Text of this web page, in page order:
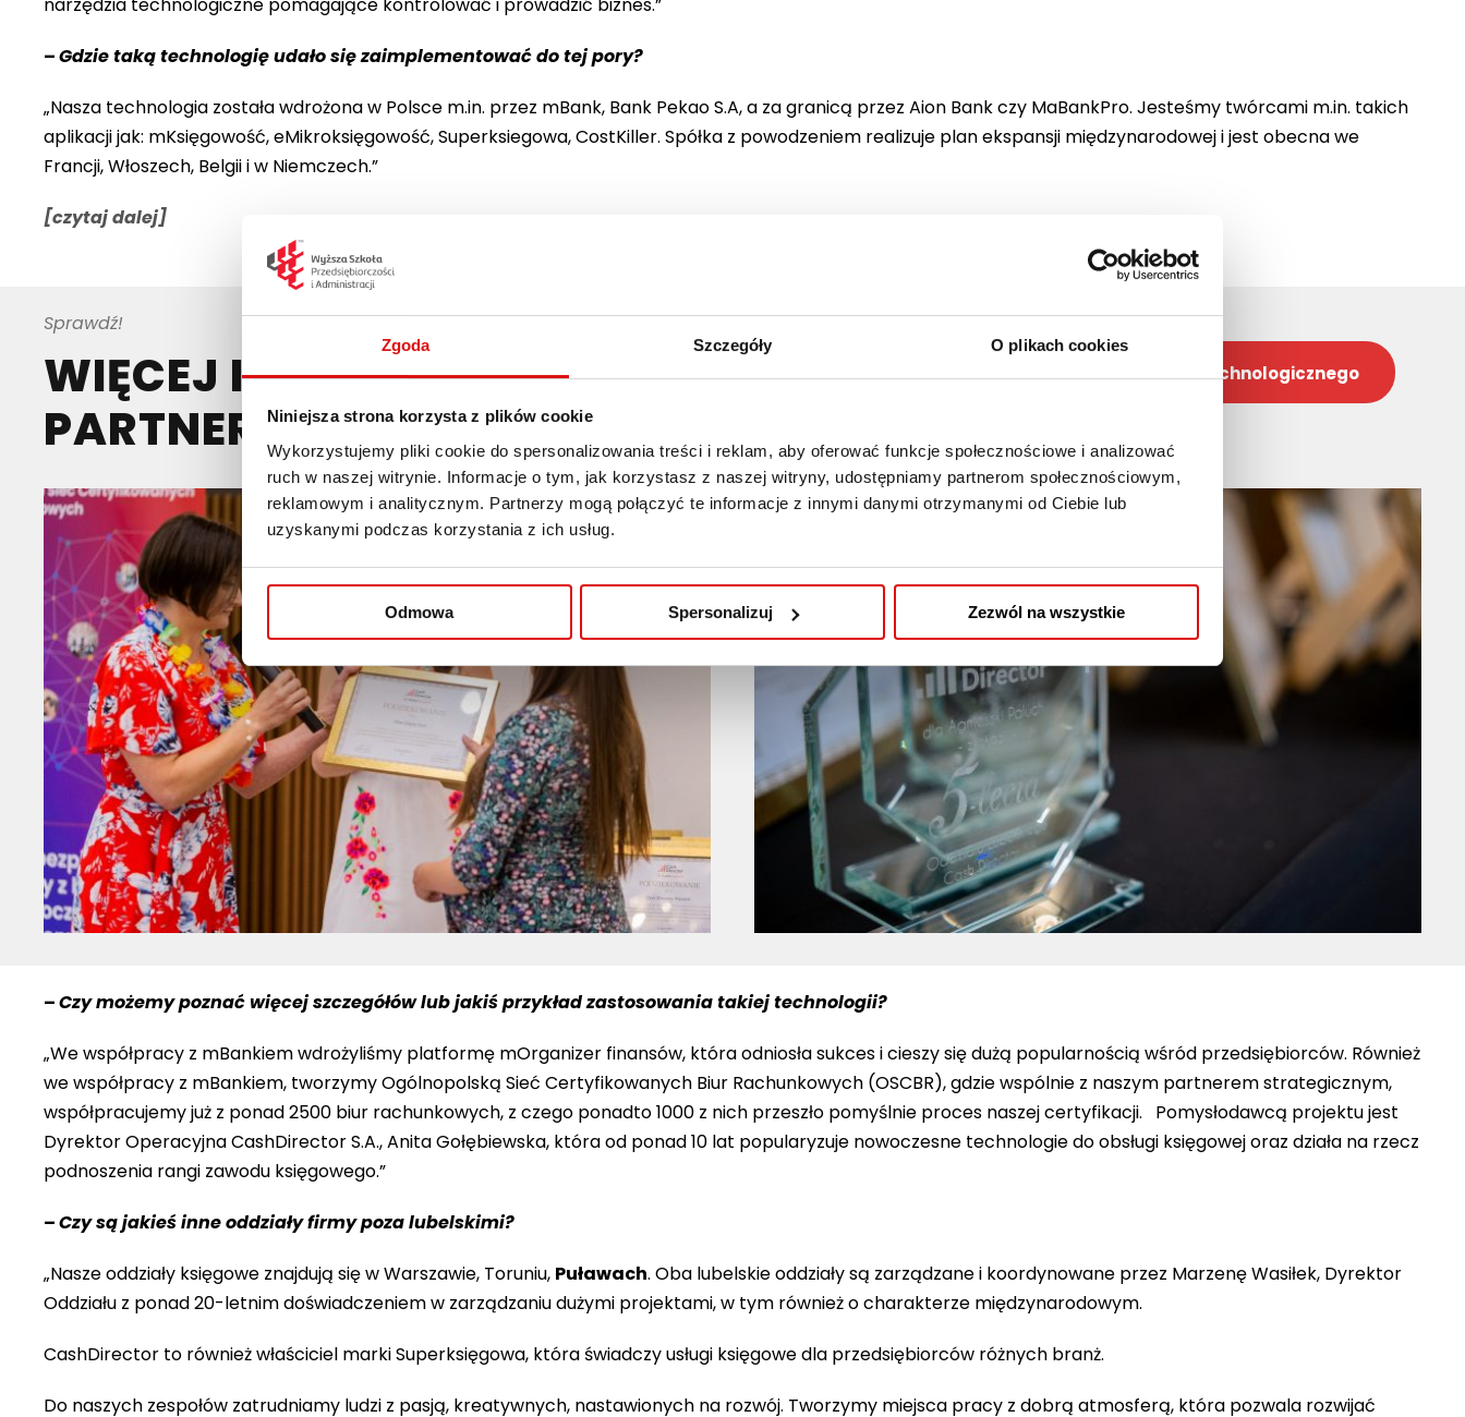
Zgoda Szczegóły O plikach cookies
Niniejsza strona korzysta z plików cookie
Wykorzystujemy pliki cookie do spersonalizowania treści i reklam, aby oferować funkcje społecznościowe i analizować
ruch w naszej witrynie. Informacje o tym, jak korzystasz z naszej witryny, udostępniamy partnerom społecznościowym,
reklamowym i analitycznym. Partnerzy mogą połączyć te informacje z innymi danymi otrzymanymi od Ciebie lub
uzyskanymi podczas korzystania z ich usług.
Odmowa Spersonalizuj Zezwól na wszystkie
narzędzia technologiczne pomagające kontrolować i prowadzić biznes.”
–Gdzie taką technologię udało się zaimplementować do tej pory?
„Nasza technologia została wdrożona w Polsce m.in. przez mBank, Bank Pekao S.A, a za granicą przez Aion Bank czy MaBankPro. Jesteśmy twórcami m.in. takich
aplikacji jak: mKsięgowość, eMikroksięgowość, Superksiegowa, CostKiller. Spółka z powodzeniem realizuje plan ekspansji międzynarodowej i jest obecna we
Francji, Włoszech, Belgii i w Niemczech.”
[czytaj dalej]
Sprawdź!
WIĘCEJ INFORMACJI O POZOSTAŁYCH
PARTNERACH TECHNOLOGICZNYCH ->
Strefa Partnera Technologicznego
–Czy możemy poznać więcej szczegółów lub jakiś przykład zastosowania takiej technologii?
„We współpracy z mBankiem wdrożyliśmy platformę mOrganizer finansów, która odniosła sukces i cieszy się dużą popularnością wśród przedsiębiorców. Również
we współpracy z mBankiem, tworzymy Ogólnopolską Sieć Certyfikowanych Biur Rachunkowych (OSCBR), gdzie wspólnie z naszym partnerem strategicznym,
współpracujemy już z ponad 2500 biur rachunkowych, z czego ponadto 1000 z nich przeszło pomyślnie proces naszej certyfikacji. Pomysłodawcą projektu jest
Dyrektor Operacyjna CashDirector S.A., Anita Gołębiewska, która od ponad 10 lat popularyzuje nowoczesne technologie do obsługi księgowej oraz działa na rzecz
podnoszenia rangi zawodu księgowego.”
–Czy są jakieś inne oddziały firmy poza lubelskimi?
„Nasze oddziały księgowe znajdują się w Warszawie, Toruniu, Puławach. Oba lubelskie oddziały są zarządzane i koordynowane przez Marzenę Wasiłek, Dyrektor
Oddziału z ponad 20-letnim doświadczeniem w zarządzaniu dużymi projektami, w tym również o charakterze międzynarodowym.
CashDirector to również właściciel marki Superksięgowa, która świadczy usługi księgowe dla przedsiębiorców różnych branż.
Do naszych zespołów zatrudniamy ludzi z pasją, kreatywnych, nastawionych na rozwój. Tworzymy miejsca pracy z dobrą atmosferą, która pozwala rozwijać